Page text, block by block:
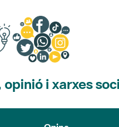
i xarxes